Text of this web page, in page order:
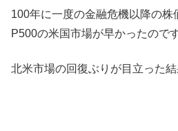
100年に一度の金融危機以降の株
P500の米国市場が早かったのです
北米市場の回復ぶりが目立った結